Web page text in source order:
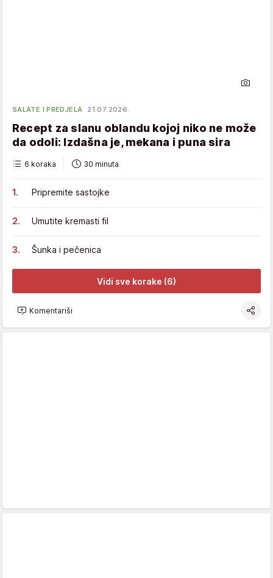
SALATE I PREDJELA 21.07.2026.
Recept za slanu oblandu kojoj niko ne može
da odoli: Izdašna je, mekana i puna sira
6 koraka 30 minuta
Pripremite sastojke
Umutite kremasti fil
Šunka i pečenica
Vidi sve korake (6)
Komentariši